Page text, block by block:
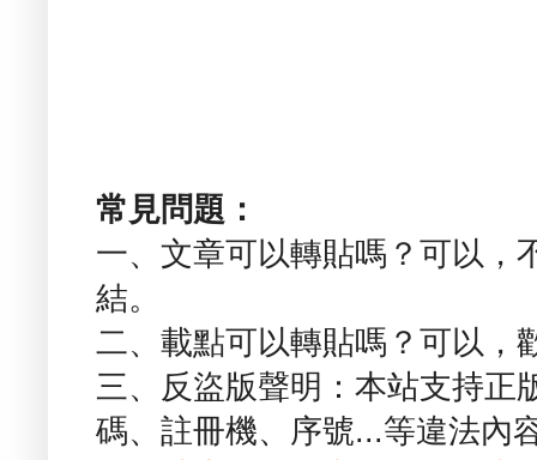
常見問題：
一、文章可以轉貼嗎？可以，
結。
二、載點可以轉貼嗎？可以，
三、反盜版聲明：本站支持正
碼、註冊機、序號...等違法內